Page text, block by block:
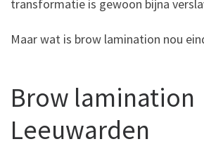
transformatie is gewoon bijna
Maar wat is brow lamination nou
Brow lamination
Leeuwarden